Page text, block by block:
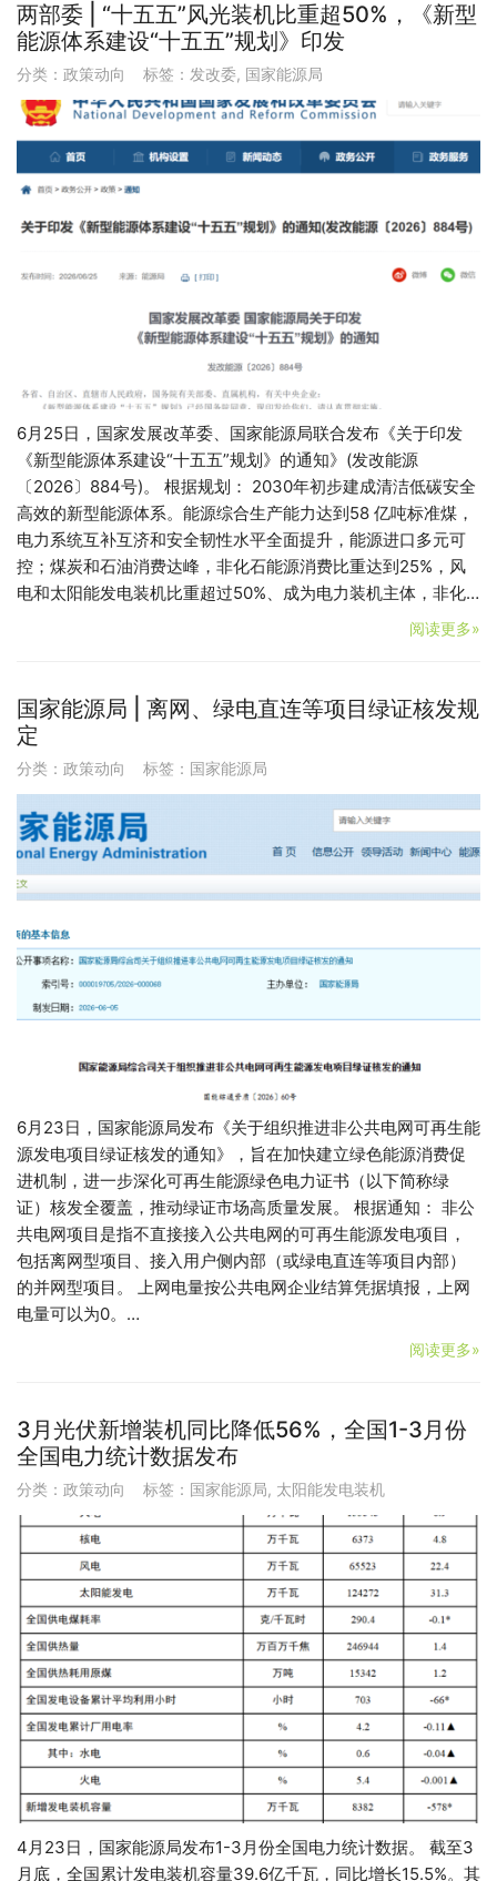
两部委 | “十五五”风光装机比重超50%，《新型
能源体系建设“十五五”规划》印发
分类： 政策动向 标签： 发改委, 国家能源局
6月25日，国家发展改革委、国家能源局联合发布《关于印发
《新型能源体系建设“十五五”规划》的通知》(发改能源
〔2026〕884号)。 根据规划： 2030年初步建成清洁低碳安全
高效的新型能源体系。能源综合生产能力达到58 亿吨标准煤，
电力系统互补互济和安全韧性水平全面提升，能源进口多元可
控；煤炭和石油消费达峰，非化石能源消费比重达到25%，风
电和太阳能发电装机比重超过50%、成为电力装机主体，非化…
阅读更多»
国家能源局 | 离网、绿电直连等项目绿证核发规
定
分类： 政策动向 标签： 国家能源局
6月23日，国家能源局发布《关于组织推进非公共电网可再生能
源发电项目绿证核发的通知》，旨在加快建立绿色能源消费促
进机制，进一步深化可再生能源绿色电力证书（以下简称绿
证）核发全覆盖，推动绿证市场高质量发展。 根据通知： 非公
共电网项目是指不直接接入公共电网的可再生能源发电项目，
包括离网型项目、接入用户侧内部（或绿电直连等项目内部）
的并网型项目。 上网电量按公共电网企业结算凭据填报，上网
电量可以为0。…
阅读更多»
3月光伏新增装机同比降低56%，全国1-3月份
全国电力统计数据发布
分类： 政策动向 标签： 国家能源局, 太阳能发电装机
4月23日，国家能源局发布1-3月份全国电力统计数据。 截至3
月底，全国累计发电装机容量39.6亿千瓦，同比增长15.5%。其